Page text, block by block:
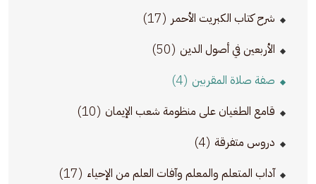
شرح كتاب الكبريت الأحمر (17)
الأربعين في أصول الدين (50)
صفة صلاة المقربين (4)
قامع الطغيان على منظومة شعب الإيمان (10)
دروس متفرقة (4)
آداب المتعلم والمعلم وآفات العلم من الإحياء (17)